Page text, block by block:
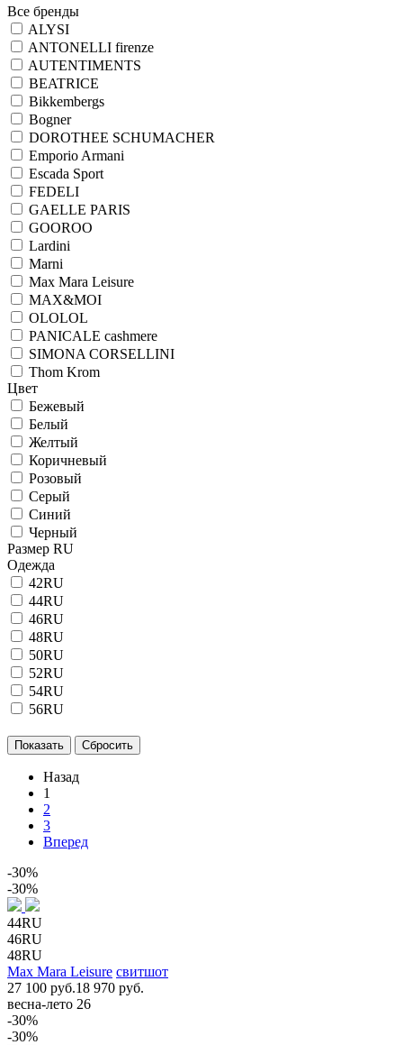
Все бренды
ALYSI
ANTONELLI firenze
AUTENTIMENTS
BEATRICE
Bikkembergs
Bogner
DOROTHEE SCHUMACHER
Emporio Armani
Escada Sport
FEDELI
GAELLE PARIS
GOOROO
Lardini
Marni
Max Mara Leisure
MAX&MOI
OLOLOL
PANICALE cashmere
SIMONA CORSELLINI
Thom Krom
Цвет
Бежевый
Белый
Желтый
Коричневый
Розовый
Серый
Синий
Черный
Размер RU
Одежда
42RU
44RU
46RU
48RU
50RU
52RU
54RU
56RU
Назад
1
2
3
Вперед
-30%
-30%
44RU
46RU
48RU
Max Mara Leisure свитшот
27 100 руб.18 970 руб.
весна-лето 26
-30%
-30%